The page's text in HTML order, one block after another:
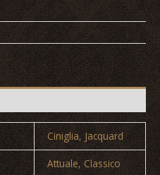
Ciniglia,Jacquard
Attuale,Classico